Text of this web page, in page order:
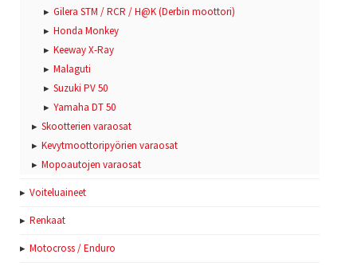
Gilera STM / RCR / H@K (Derbin moottori)
Honda Monkey
Keeway X-Ray
Malaguti
Suzuki PV 50
Yamaha DT 50
Skootterien varaosat
Kevytmoottoripyörien varaosat
Mopoautojen varaosat
Voiteluaineet
Renkaat
Motocross / Enduro